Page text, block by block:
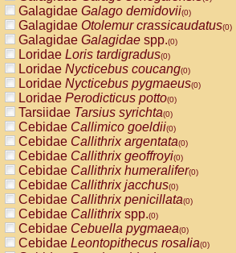
Galagidae Galago demidovii(0)
Galagidae Otolemur crassicaudatus(0)
Galagidae Galagidae spp.(0)
Loridae Loris tardigradus(0)
Loridae Nycticebus coucang(0)
Loridae Nycticebus pygmaeus(0)
Loridae Perodicticus potto(0)
Tarsiidae Tarsius syrichta(0)
Cebidae Callimico goeldii(0)
Cebidae Callithrix argentata(0)
Cebidae Callithrix geoffroyi(0)
Cebidae Callithrix humeralifer(0)
Cebidae Callithrix jacchus(0)
Cebidae Callithrix penicillata(0)
Cebidae Callithrixspp.(0)
Cebidae Cebuella pygmaea(0)
Cebidae Leontopithecus rosalia(0)